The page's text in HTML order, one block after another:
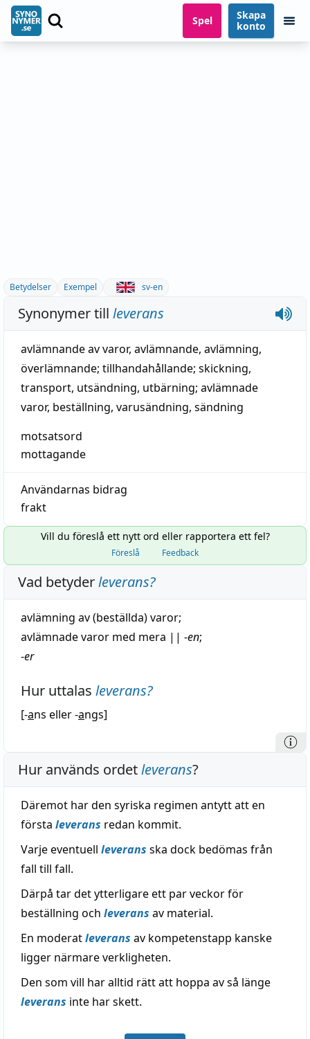
Spel
Skapa
konto
Betydelser Exempel sv-en
Synonymer till leverans
avlämnande av varor, avlämnande, avlämning,
överlämnande; tillhandahållande; skickning,
transport, utsändning, utbärning; avlämnade
varor, beställning, varusändning, sändning
motsatsord
mottagande
Användarnas bidrag
frakt
Vill du föreslå ett nytt ord eller rapportera ett fel?
Föreslå Feedback
Vad betyderleverans?
avlämning av (beställda)varor;
avlämnadevaror med mera || -en;
-er
Hur uttalas leverans?
[-ans eller -angs]
Hur används ordetleverans?
Däremot har den syriska regimen antytt att en
första leverans redan kommit.
Varje eventuell leverans ska dock bedömas från
fall till fall.
Därpå tar det ytterligare ett par veckor för
beställning och leverans av material.
En moderatleverans av kompetenstapp kanske
ligger närmare verkligheten.
Den som vill har alltid rätt att hoppa av så länge
leverans inte har skett.